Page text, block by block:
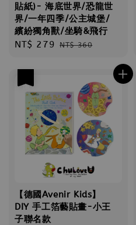
貼紙)- 海底世界/恐龍世
界/一年四季/公主城堡/
繽紛獨角獸/坐騎&飛行
Sale
NT$ 279 Regular
NT$ 360
【德國Avenir Kids】
DIY 手工箔藝貼畫-小王
子聯名款